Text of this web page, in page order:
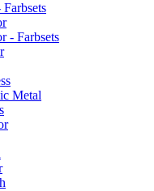
- Farbsets
Metal